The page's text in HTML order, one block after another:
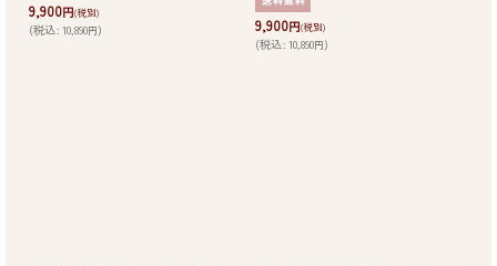
9,900円(税別)
(税込: 10,890円) 9,900円(税別)
(税込: 10,890円)